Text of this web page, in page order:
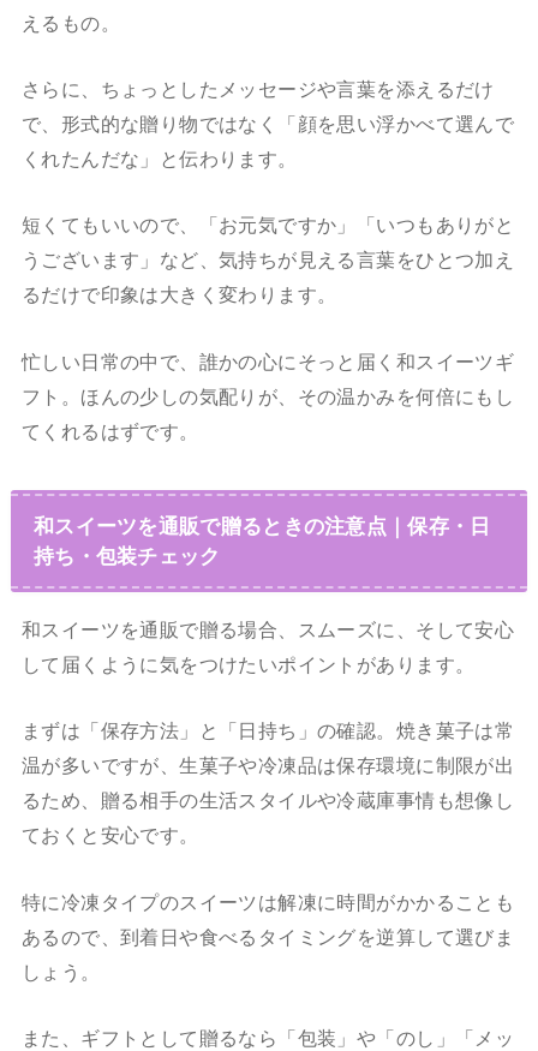
えるもの。
さらに、ちょっとしたメッセージや言葉を添えるだけ
で、形式的な贈り物ではなく「顔を思い浮かべて選んで
くれたんだな」と伝わります。
短くてもいいので、「お元気ですか」「いつもありがと
うございます」など、気持ちが見える言葉をひとつ加え
るだけで印象は大きく変わります。
忙しい日常の中で、誰かの心にそっと届く和スイーツギ
フト。ほんの少しの気配りが、その温かみを何倍にもし
てくれるはずです。
和スイーツを通販で贈るときの注意点｜保存・日
持ち・包装チェック
和スイーツを通販で贈る場合、スムーズに、そして安心
して届くように気をつけたいポイントがあります。
まずは「保存方法」と「日持ち」の確認。焼き菓子は常
温が多いですが、生菓子や冷凍品は保存環境に制限が出
るため、贈る相手の生活スタイルや冷蔵庫事情も想像し
ておくと安心です。
特に冷凍タイプのスイーツは解凍に時間がかかることも
あるので、到着日や食べるタイミングを逆算して選びま
しょう。
また、ギフトとして贈るなら「包装」や「のし」「メッ